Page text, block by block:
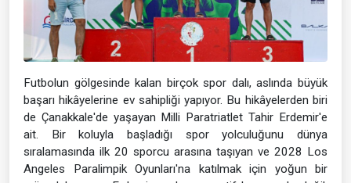
Futbolun gölgesinde kalan birçok spor dalı, aslında büyük
başarı hikâyelerine ev sahipliği yapıyor. Bu hikâyelerden biri
de Çanakkale'de yaşayan Milli Paratriatlet Tahir Erdemir'e
ait. Bir koluyla başladığı spor yolculuğunu dünya
sıralamasında ilk 20 sporcu arasına taşıyan ve 2028 Los
Angeles Paralimpik Oyunları'na katılmak için yoğun bir